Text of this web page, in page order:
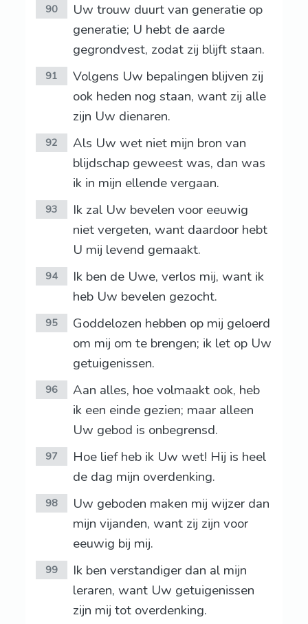
90
Uw trouw duurt van generatie op
generatie; U hebt de aarde
gegrondvest, zodat zij blijft staan.
91
Volgens Uw bepalingen blijven zij
ook heden nog staan, want zij alle
zijn Uw dienaren.
92
Als Uw wet niet mijn bron van
blijdschap geweest was, dan was
ik in mijn ellende vergaan.
93
Ik zal Uw bevelen voor eeuwig
niet vergeten, want daardoor hebt
U mij levend gemaakt.
94
Ik ben de Uwe, verlos mij, want ik
heb Uw bevelen gezocht.
95
Goddelozen hebben op mij geloerd
om mij om te brengen; ik let op Uw
getuigenissen.
96
Aan alles, hoe volmaakt ook, heb
ik een einde gezien; maar alleen
Uw gebod is onbegrensd.
97
Hoe lief heb ik Uw wet! Hij is heel
de dag mijn overdenking.
98
Uw geboden maken mij wijzer dan
mijn vijanden, want zij zijn voor
eeuwig bij mij.
99
Ik ben verstandiger dan al mijn
leraren, want Uw getuigenissen
zijn mij tot overdenking.